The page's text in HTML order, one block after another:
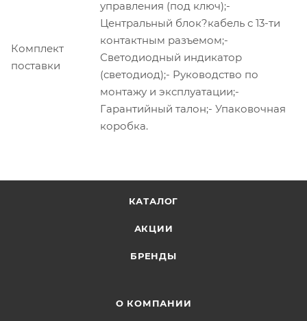
Комплект
поставки
управления (под ключ);-
Центральный блок?кабель с 13-ти
контактным разъемом;-
Светодиодный индикатор
(светодиод);- Руководство по
монтажу и эксплуатации;-
Гарантийный талон;- Упаковочная
коробка.
КАТАЛОГ
АКЦИИ
БРЕНДЫ
О КОМПАНИИ